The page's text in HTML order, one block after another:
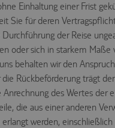
Einhaltung einer Frist
Sie für deren
der Reise
oder sich in starkem Maße
behalten wir den
Rückbeförderung trägt
des Wertes der
die aus einer anderen
werden,